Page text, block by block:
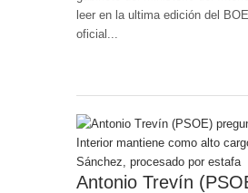
leer en la ultima edición del
oficial...
Antonio Trevín